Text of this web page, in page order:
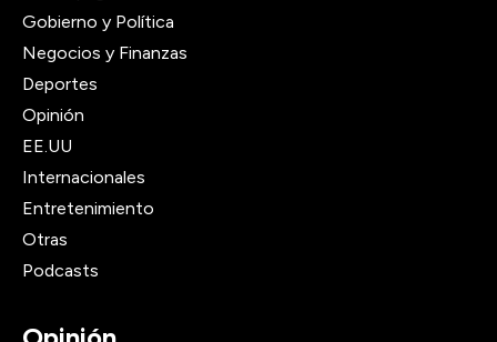
Gobierno y Política
Negocios y Finanzas
Deportes
Opinión
EE.UU
Internacionales
Entretenimiento
Otras
Podcasts